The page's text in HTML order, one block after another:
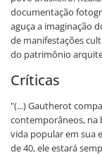
documentação
aguça a imaginação
de manifestações
do patrimônio
Críticas
"(...) Gautherot
contemporâneos, na
vida popular em sua
de 40, ele estará